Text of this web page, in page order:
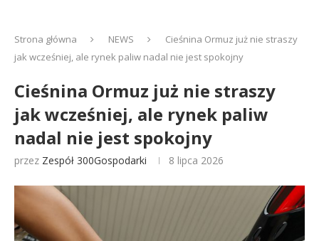
Strona główna NEWS
Cieśnina Ormuz już nie straszy
jak wcześniej, ale rynek paliw nadal nie jest spokojny
Cieśnina Ormuz już nie straszy
jak wcześniej, ale rynek paliw
nadal nie jest spokojny
przez Zespół 300Gospodarki 8 lipca 2026